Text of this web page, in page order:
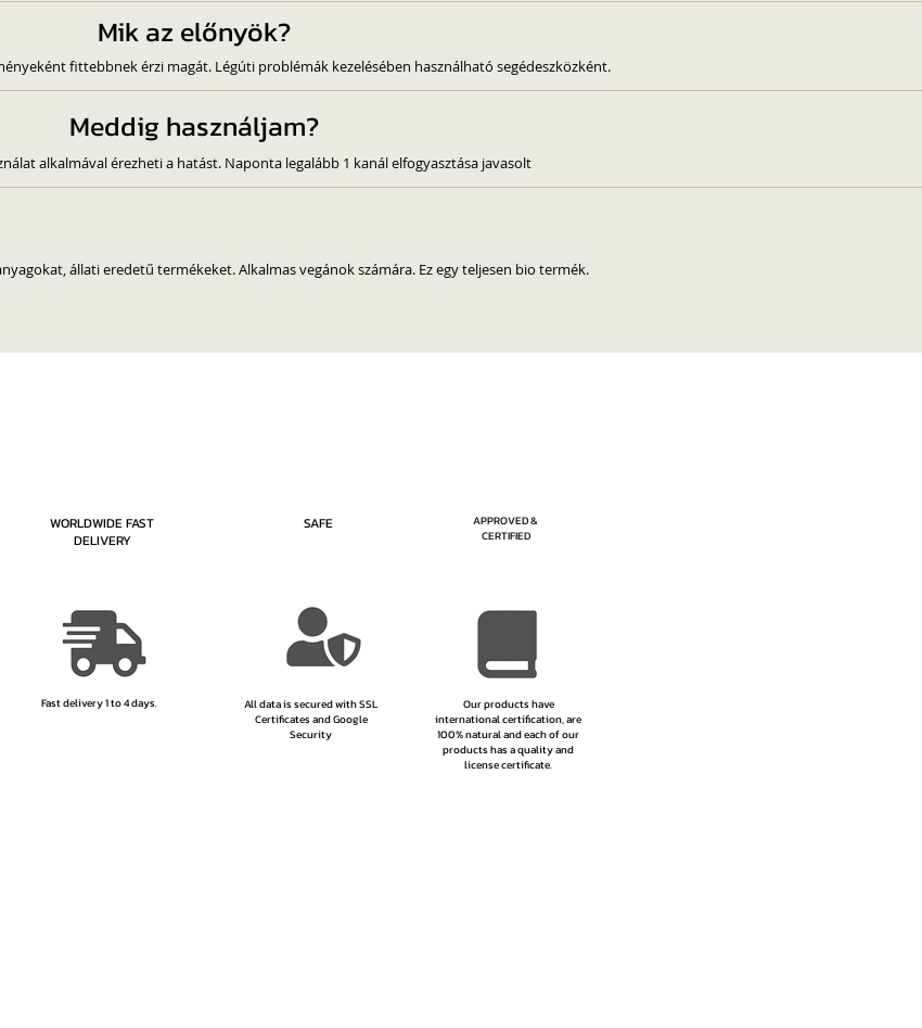
Mik az előnyök?
fittebbnek érzi magát. Légúti problémák kezelésében használható segédeszközként.
Meddig használjam?
alkalmával érezheti a hatást. Naponta legalább 1 kanál elfogyasztása javasolt
állati eredetű termékeket. Alkalmas vegánok számára. Ez egy teljesen bio termék.
WORLDWIDE FAST
DELIVERY
Fast delivery 1 to 4 days.
SAFE
All data is secured with SSL
Certificates and Google
Security
APPROVED &
CERTIFIED
Our products have
international certification, are
100% natural and each of our
products has a quality and
license certificate.